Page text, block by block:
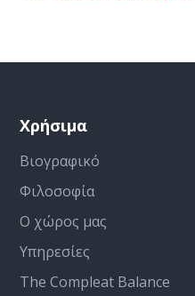
Χρήσιμα
Βιογραφικό
Φιλοσοφία
Ο χώρος μας
Υπηρεσίες
The Compleat Balance